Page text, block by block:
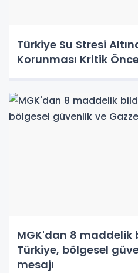
Türkiye Su Stresi
Korunması Kritik
MGK'dan 8 maddelik
Türkiye, bölgesel
mesajı